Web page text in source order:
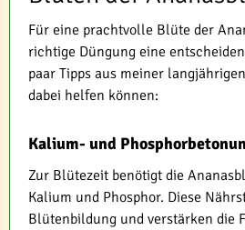
Für eine prachtvolle Blüte der
richtige Düngung eine
paar Tipps aus meiner
dabei helfen können:
Kalium- und
Zur Blütezeit benötigt die
Kalium und Phosphor. Diese
Blütenbildung und verstärken die